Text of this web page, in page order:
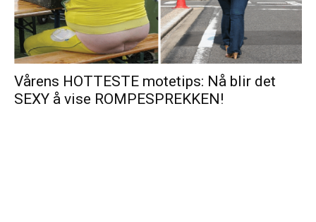
Vårens HOTTESTE motetips: Nå blir det
SEXY å vise ROMPESPREKKEN!